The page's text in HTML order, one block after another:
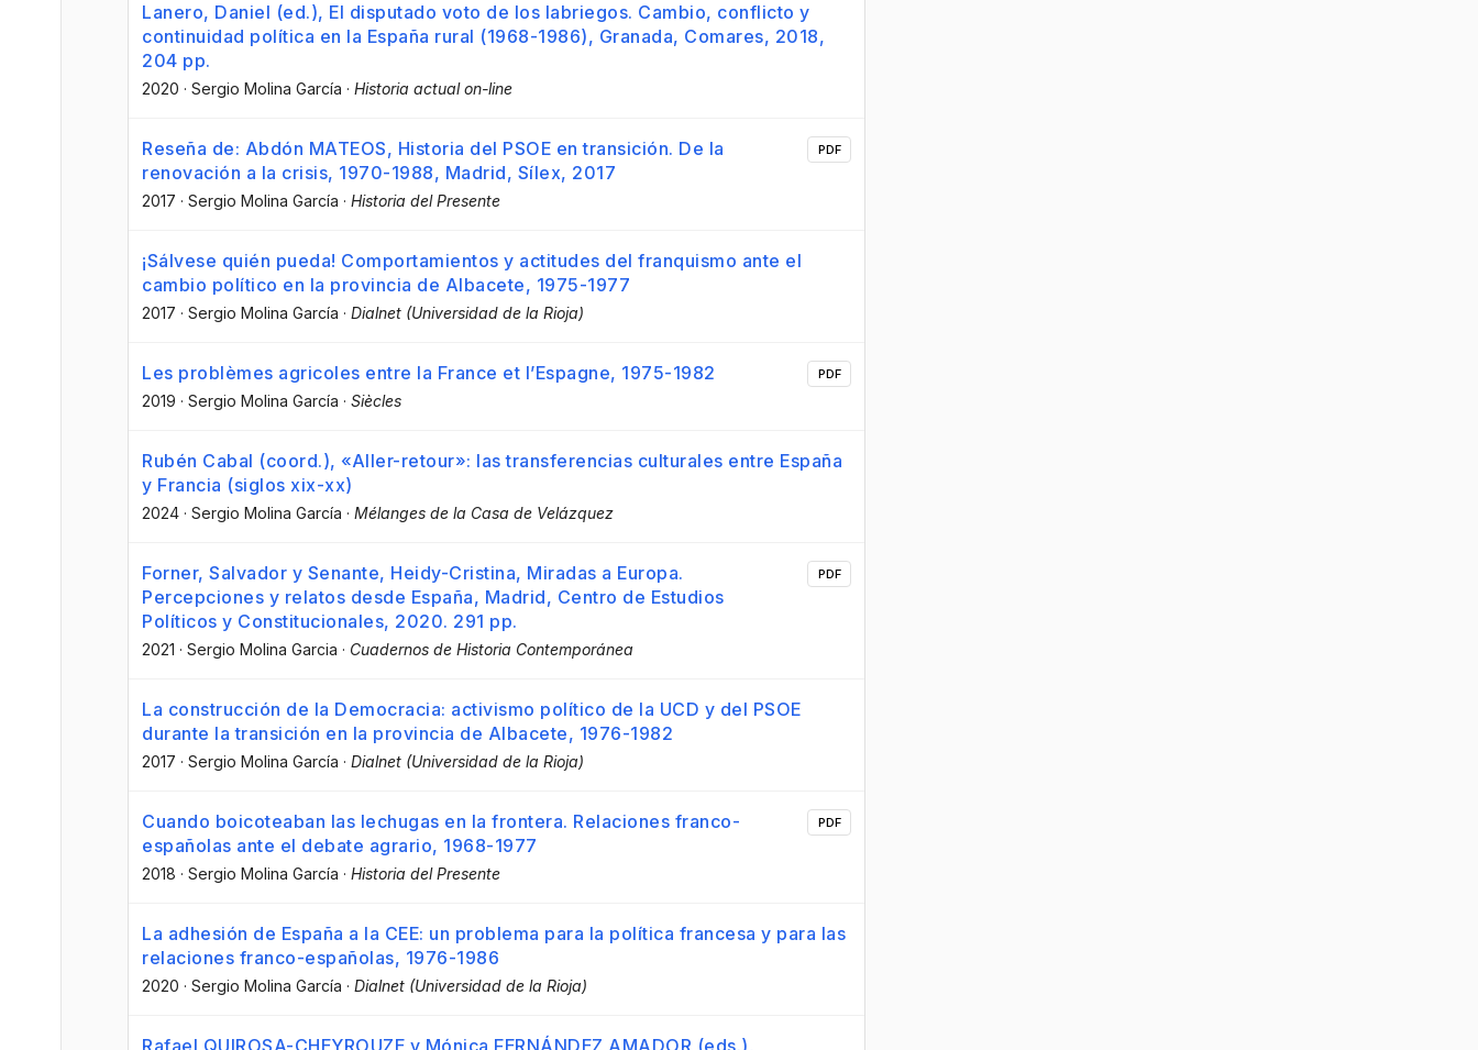
Lanero, Daniel (ed.), El disputado voto de los labriegos. Cambio, conflicto y
continuidad política en la España rural (1968-1986), Granada, Comares, 2018,
204 pp.
2020 · Sergio Molina García · Historia actual on-line
Reseña de: Abdón MATEOS, Historia del PSOE en transición. De la
renovación a la crisis, 1970-1988, Madrid, Sílex, 2017
2017 · Sergio Molina García · Historia del Presente
PDF
¡Sálvese quién pueda! Comportamientos y actitudes del franquismo ante el
cambio político en la provincia de Albacete, 1975-1977
2017 · Sergio Molina García · Dialnet (Universidad de la Rioja)
Les problèmes agricoles entre la France et l’Espagne, 1975-1982
2019 · Sergio Molina García · Siècles
PDF
Rubén Cabal (coord.), «Aller-retour»: las transferencias culturales entre España
y Francia (siglos xix-xx)
2024 · Sergio Molina García · Mélanges de la Casa de Velázquez
Forner, Salvador y Senante, Heidy-Cristina, Miradas a Europa.
Percepciones y relatos desde España, Madrid, Centro de Estudios
Políticos y Constitucionales, 2020. 291 pp.
2021 · Sergio Molina Garcia · Cuadernos de Historia Contemporánea
PDF
La construcción de la Democracia: activismo político de la UCD y del PSOE
durante la transición en la provincia de Albacete, 1976-1982
2017 · Sergio Molina García · Dialnet (Universidad de la Rioja)
Cuando boicoteaban las lechugas en la frontera. Relaciones franco-
españolas ante el debate agrario, 1968-1977
2018 · Sergio Molina García · Historia del Presente
PDF
La adhesión de España a la CEE: un problema para la política francesa y para las
relaciones franco-españolas, 1976-1986
2020 · Sergio Molina García · Dialnet (Universidad de la Rioja)